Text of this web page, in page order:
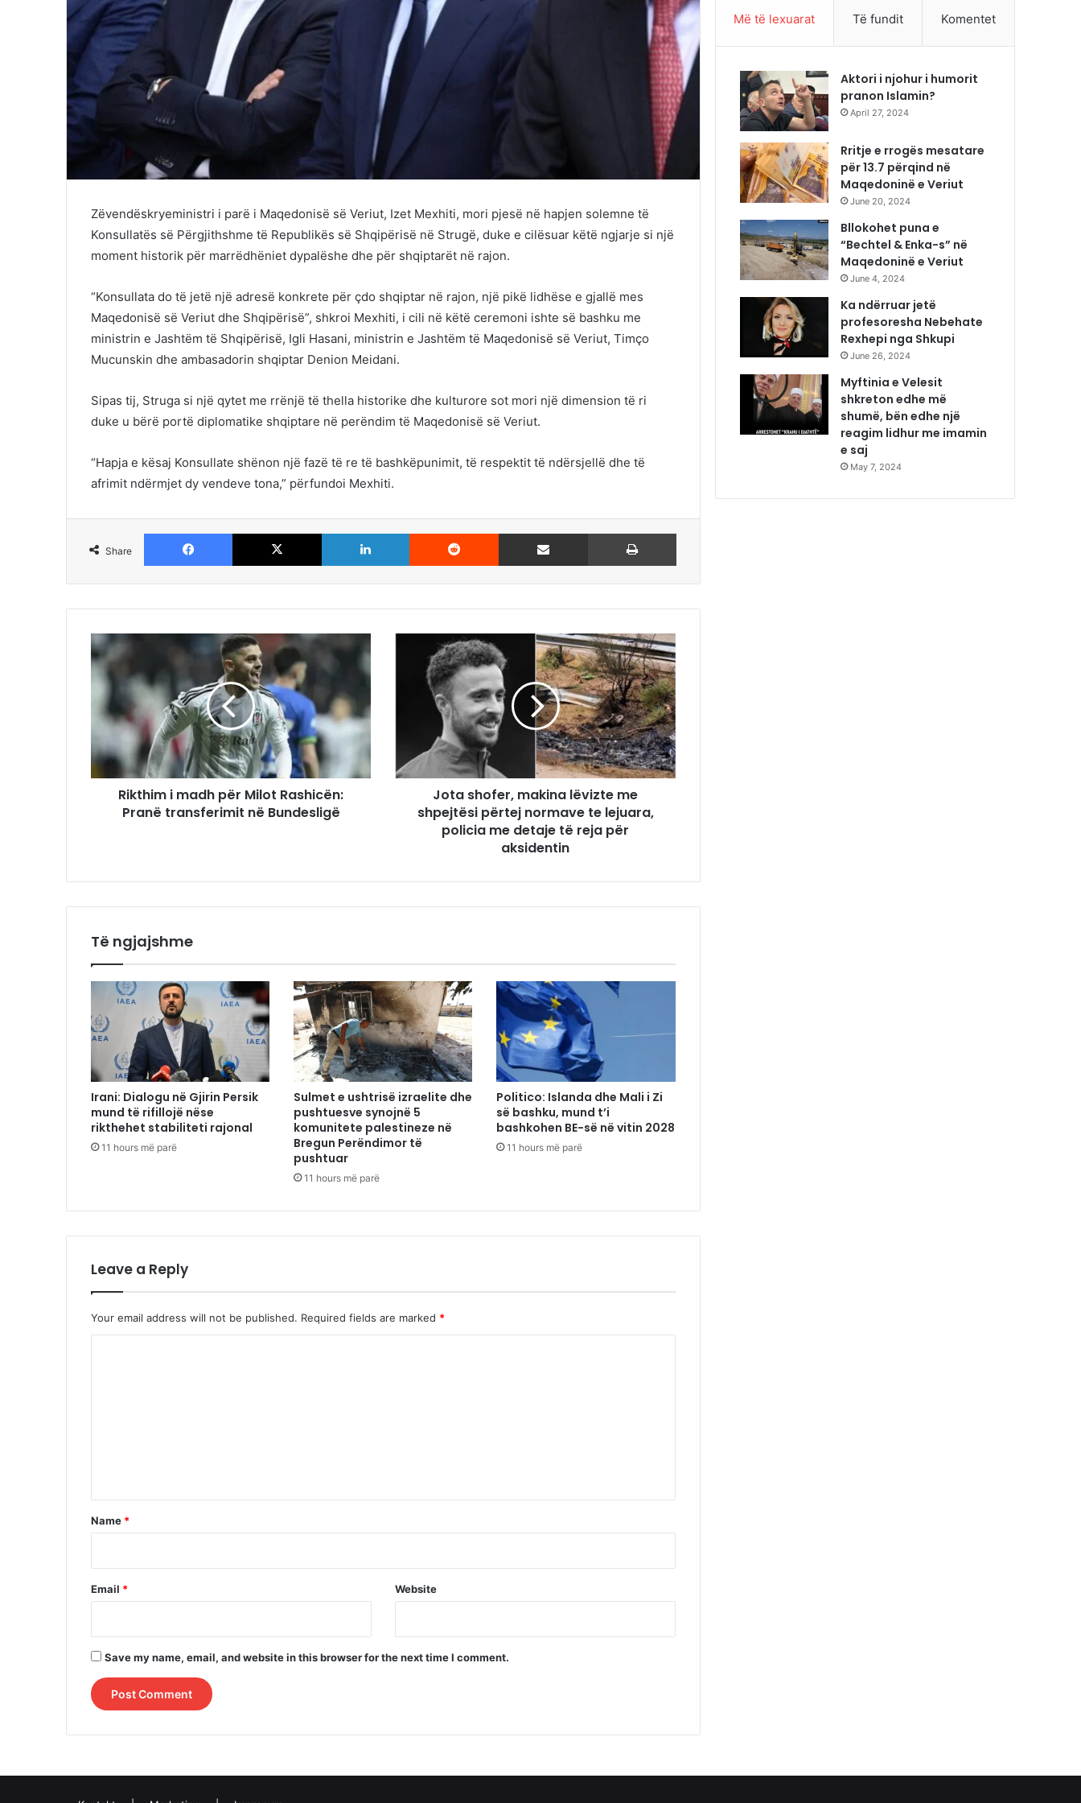
Zëvendëskryeministri i parë i Maqedonisë së Veriut, Izet Mexhiti, mori pjesë në hapjen solemne të
Konsullatës së Përgjithshme të Republikës së Shqipërisë në Strugë, duke e cilësuar këtë ngjarje si një
moment historik për marrëdhëniet dypalëshe dhe për shqiptarët në rajon.
“Konsullata do të jetë një adresë konkrete për çdo shqiptar në rajon, një pikë lidhëse e gjallë mes
Maqedonisë së Veriut dhe Shqipërisë”, shkroi Mexhiti, i cili në këtë ceremoni ishte së bashku me
ministrin e Jashtëm të Shqipërisë, Igli Hasani, ministrin e Jashtëm të Maqedonisë së Veriut, Timço
Mucunskin dhe ambasadorin shqiptar Denion Meidani.
Sipas tij, Struga si një qytet me rrënjë të thella historike dhe kulturore sot mori një dimension të ri
duke u bërë portë diplomatike shqiptare në perëndim të Maqedonisë së Veriut.
“Hapja e kësaj Konsullate shënon një fazë të re të bashkëpunimit, të respektit të ndërsjellë dhe të
afrimit ndërmjet dy vendeve tona,” përfundoi Mexhiti.
Share
Facebook X LinkedIn Reddit Share via Email
Rikthim i madh për Milot Rashicën:
Pranë transferimit në Bundesligë
Jota shofer, makina lëvizte me
shpejtësi përtej normave te lejuara,
policia me detaje të reja për
aksidentin
Të ngjajshme
Irani: Dialogu në Gjirin Persik
mund të rifillojë nëse
rikthehet stabiliteti rajonal
11 hours më parë
Sulmet e ushtrisë izraelite dhe
pushtuesve synojnë 5
komunitete palestineze në
Bregun Perëndimor të
pushtuar
11 hours më parë
Politico: Islanda dhe Mali i Zi
së bashku, mund t’i
bashkohen BE-së në vitin 2028
11 hours më parë
Leave a Reply
Your email address will not be published. Required fields are marked *
*
Name *
Email * Website
Save my name, email, and website in this browser for the next time I comment.
Më të lexuarat Të fundit Komentet
Aktori i njohur i humorit
pranon Islamin?
April 27, 2024
Rritje e rrogës mesatare
për 13.7 përqind në
Maqedoninë e Veriut
June 20, 2024
Bllokohet puna e
“Bechtel & Enka-s” në
Maqedoninë e Veriut
June 4, 2024
Ka ndërruar jetë
profesoresha Nebehate
Rexhepi nga Shkupi
June 26, 2024
Myftinia e Velesit
shkreton edhe më
shumë, bën edhe një
reagim lidhur me imamin
e saj
May 7, 2024